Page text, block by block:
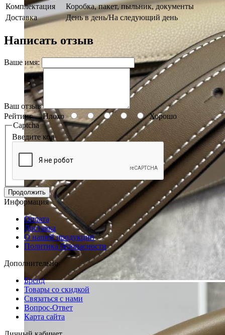
Комплектация
Коробка, пакет, пыльник, документы
Доставка
День в день/На следующий день
Написать отзыв
Ваше имя:
Ваш отзыв
РейтингПлохо
Хорошо
Captcha
Введите код
Продолжить
Информация
Оплата
Доставка
О нашей продукции
Политика безопасности
Дополнительно
Бренд
Товары со скидкой
Связаться с нами
Вопрос-Ответ
Карта сайта